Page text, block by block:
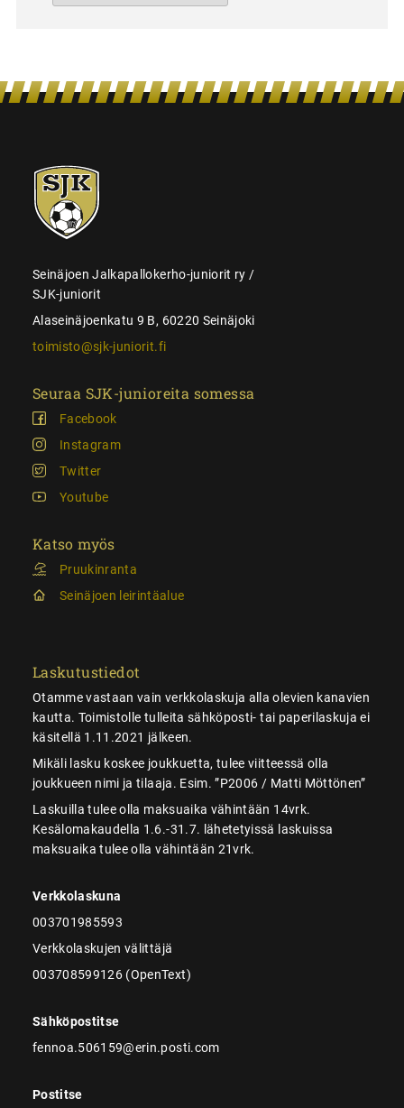
SJK-
juniorit
Seinäjoen Jalkapallokerho-juniorit ry /
SJK-juniorit
Alaseinäjoenkatu 9 B, 60220 Seinäjoki
toimisto@sjk-juniorit.fi
Seuraa SJK-junioreita somessa
Facebook
Instagram
Twitter
Youtube
Katso myös
Pruukinranta
Seinäjoen leirintäalue
Laskutustiedot
Otamme vastaan vain verkkolaskuja alla olevien kanavien
kautta. Toimistolle tulleita sähköposti- tai paperilaskuja ei
käsitellä 1.11.2021 jälkeen.
Mikäli lasku koskee joukkuetta, tulee viitteessä olla
joukkueen nimi ja tilaaja. Esim. ”P2006 / Matti Möttönen”
Laskuilla tulee olla maksuaika vähintään 14vrk.
Kesälomakaudella 1.6.-31.7. lähetetyissä laskuissa
maksuaika tulee olla vähintään 21vrk.
Verkkolaskuna
003701985593
Verkkolaskujen välittäjä
003708599126 (OpenText)
Sähköpostitse
fennoa.506159@erin.posti.com
Postitse